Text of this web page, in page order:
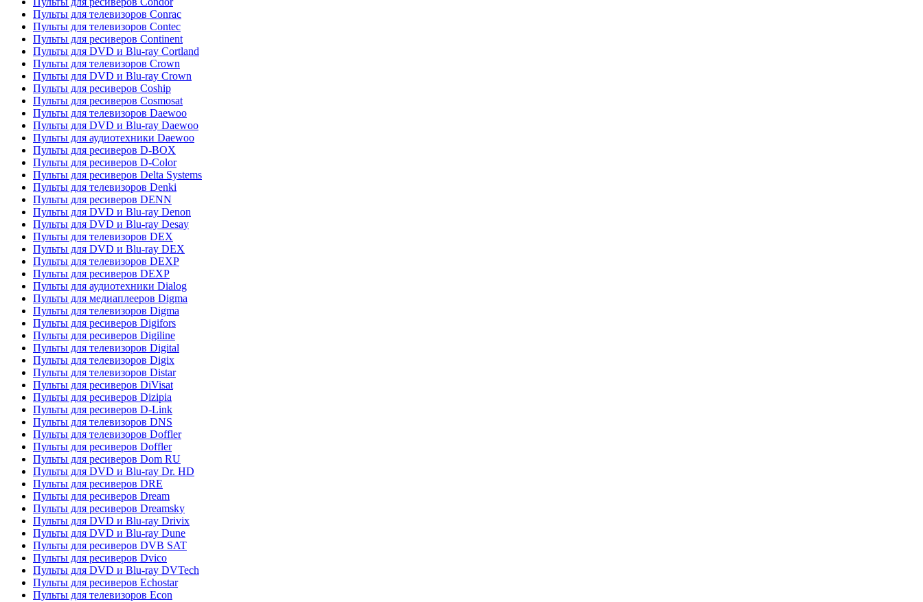
Пульты для телевизоров Conrac
Пульты для телевизоров Contec
Пульты для ресиверов Continent
Пульты для DVD и Blu-ray Cortland
Пульты для телевизоров Crown
Пульты для DVD и Blu-ray Crown
Пульты для ресиверов Coship
Пульты для ресиверов Cosmosat
Пульты для телевизоров Daewoo
Пульты для DVD и Blu-ray Daewoo
Пульты для аудиотехники Daewoo
Пульты для ресиверов D-BOX
Пульты для ресиверов D-Color
Пульты для ресиверов Delta Systems
Пульты для телевизоров Denki
Пульты для ресиверов DENN
Пульты для DVD и Blu-ray Denon
Пульты для DVD и Blu-ray Desay
Пульты для телевизоров DEX
Пульты для DVD и Blu-ray DEX
Пульты для телевизоров DEXP
Пульты для ресиверов DEXP
Пульты для аудиотехники Dialog
Пульты для медиаплееров Digma
Пульты для телевизоров Digma
Пульты для ресиверов Digifors
Пульты для ресиверов Digiline
Пульты для телевизоров Digital
Пульты для телевизоров Digix
Пульты для телевизоров Distar
Пульты для ресиверов DiVisat
Пульты для ресиверов Dizipia
Пульты для ресиверов D-Link
Пульты для телевизоров DNS
Пульты для телевизоров Doffler
Пульты для ресиверов Doffler
Пульты для ресиверов Dom RU
Пульты для DVD и Blu-ray Dr. HD
Пульты для ресиверов DRE
Пульты для ресиверов Dream
Пульты для ресиверов Dreamsky
Пульты для DVD и Blu-ray Drivix
Пульты для DVD и Blu-ray Dune
Пульты для ресиверов DVB SAT
Пульты для ресиверов Dvico
Пульты для DVD и Blu-ray DVTech
Пульты для ресиверов Echostar
Пульты для телевизоров Econ